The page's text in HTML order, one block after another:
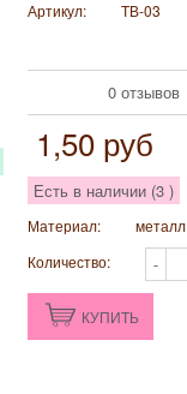
Артикул: ТВ-03
0 отзывов
1,50 руб
Есть в наличии (3 )
Материал:
металл
Количество:
КУПИТЬ